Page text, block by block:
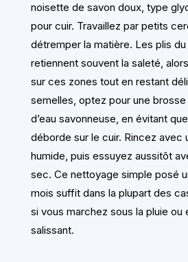
noisette de savon doux, type
pour cuir. Travaillez par petits
détremper la matière. Les plis
retiennent souvent la saleté,
sur ces zones tout en restant
semelles, optez pour une
d’eau savonneuse, en évitant
déborde sur le cuir. Rincez avec
humide, puis essuyez aussitôt
sec. Ce nettoyage simple posé
mois suffit dans la plupart des
si vous marchez sous la pluie ou
salissant.